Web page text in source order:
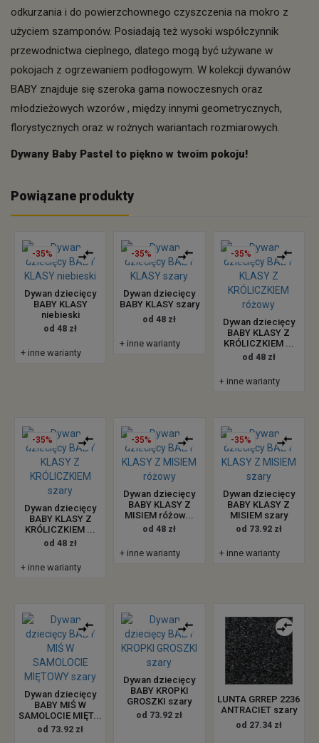
odkurzania i do powierzchownego czyszczenia na mokro z
użyciem szamponów. Posiadają też wysoki współczynnik
przewodnictwa cieplnego, dlatego mogą być używane w
pokojach z ogrzewaniem podłogowym. W kolekcji dywanów
BABY znajduje się szeroka gama nowoczesnych oraz
młodzieżowych wzorów , między innymi geometrycznych,
florystycznych oraz w rożnych wariantach rozmiarowych.
Dywany Baby Pastel to piękno w twoim pokoju!
Powiązane produkty
-35%
Dywan dziecięcy
BABY KLASY
niebieski
od 48 zł
+ inne warianty
-35%
Dywan dziecięcy
BABY KLASY szary
od 48 zł
+ inne warianty
-35%
Dywan dziecięcy
BABY KLASY Z
KRÓLICZKIEM ...
od 48 zł
+ inne warianty
-35%
Dywan dziecięcy
BABY KLASY Z
KRÓLICZKIEM ...
od 48 zł
+ inne warianty
-35%
Dywan dziecięcy
BABY KLASY Z
MISIEM różow...
od 48 zł
+ inne warianty
-35%
Dywan dziecięcy
BABY KLASY Z
MISIEM szary
od 73.92 zł
+ inne warianty
Dywan dziecięcy
BABY MIŚ W
SAMOLOCIE MIĘT...
od 73.92 zł
Dywan dziecięcy
BABY KROPKI
GROSZKI szary
od 73.92 zł
LUNTA GRREP 2236
ANTRACIET szary
od 27.34 zł